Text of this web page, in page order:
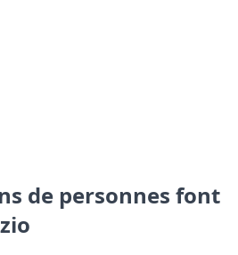
de personnes font